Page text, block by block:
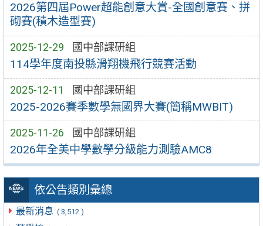
2026第四屆Power超能創意大賞-全國創意賽、拼
砌賽(積木造型賽)
2025-12-29 國中部課研組
114學年度南投縣滑翔機飛行競賽活動
2025-12-11 國中部課研組
2025-2026賽季數學無國界大賽(簡稱MWBIT)
2025-11-26 國中部課研組
2026年全美中學數學分級能力測驗AMC8
依公告類別彙總
最新消息 ( 3,512 )